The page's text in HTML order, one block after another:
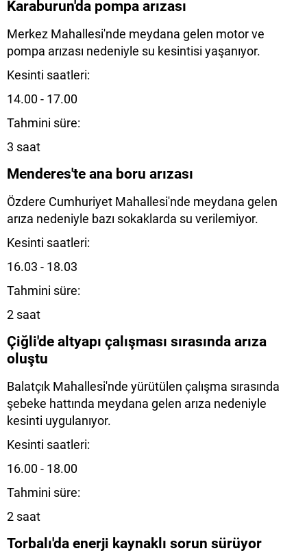
Karaburun'da pompa arızası
Merkez Mahallesi'nde meydana gelen motor ve
pompa arızası nedeniyle su kesintisi yaşanıyor.
Kesinti saatleri:
14.00 - 17.00
Tahmini süre:
3 saat
Menderes'te ana boru arızası
Özdere Cumhuriyet Mahallesi'nde meydana gelen
arıza nedeniyle bazı sokaklarda su verilemiyor.
Kesinti saatleri:
16.03 - 18.03
Tahmini süre:
2 saat
Çiğli'de altyapı çalışması sırasında arıza
oluştu
Balatçık Mahallesi'nde yürütülen çalışma sırasında
şebeke hattında meydana gelen arıza nedeniyle
kesinti uygulanıyor.
Kesinti saatleri:
16.00 - 18.00
Tahmini süre:
2 saat
Torbalı'da enerji kaynaklı sorun sürüyor